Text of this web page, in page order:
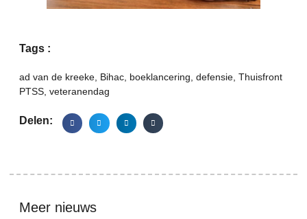
Tags :
ad van de kreeke Bihac boeklancering defensie Thuisfront
PTSS veteranendag
Delen:
Meer nieuws